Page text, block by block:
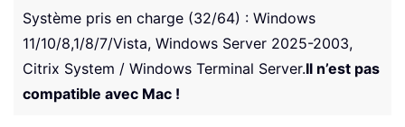
Système pris en charge (32/64) : Windows
11/10/8,1/8/7/Vista, Windows Server 2025-2003,
Citrix System / Windows Terminal Server.Il n’est pas
compatible avec Mac !